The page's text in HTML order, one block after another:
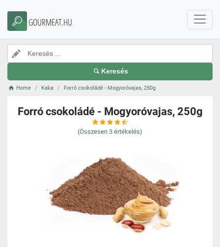
GOURMEAT.HU
Keresés
Home Kaka Forró csokoládé - Mogyoróvajas, 250g
Forró csokoládé - Mogyoróvajas, 250g
(Összesen 3 értékelés)